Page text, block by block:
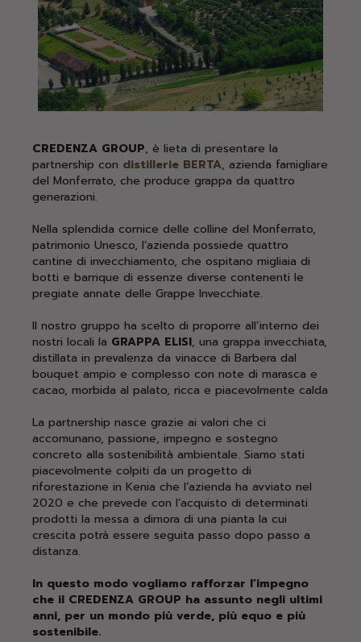
CREDENZA GROUP, è lieta di presentare la
partnership con distillerie BERTA, azienda famigliare
del Monferrato, che produce grappa da quattro
generazioni.
Nella splendida cornice delle colline del Monferrato,
patrimonio Unesco, l’azienda possiede quattro
cantine di invecchiamento, che ospitano migliaia di
botti e barrique di essenze diverse contenenti le
pregiate annate delle Grappe Invecchiate.
Il nostro gruppo ha scelto di proporre all’interno dei
nostri locali la GRAPPA ELISI, una grappa invecchiata,
distillata in prevalenza da vinacce di Barbera dal
bouquet ampio e complesso con note di marasca e
cacao, morbida al palato, ricca e piacevolmente calda
La partnership nasce grazie ai valori che ci
accomunano, passione, impegno e sostegno
concreto alla sostenibilità ambientale. Siamo stati
piacevolmente colpiti da un progetto di
riforestazione in Kenia che l’azienda ha avviato nel
2020 e che prevede con l’acquisto di determinati
prodotti la messa a dimora di una pianta la cui
crescita potrà essere seguita passo dopo passo a
distanza.
In questo modo vogliamo rafforzar l’impegno
che il CREDENZA GROUP ha assunto negli ultimi
anni, per un mondo più verde, più equo e più
sostenibile.